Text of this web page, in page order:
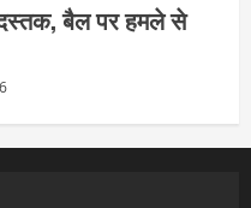
दस्तक, बैल पर हमले से